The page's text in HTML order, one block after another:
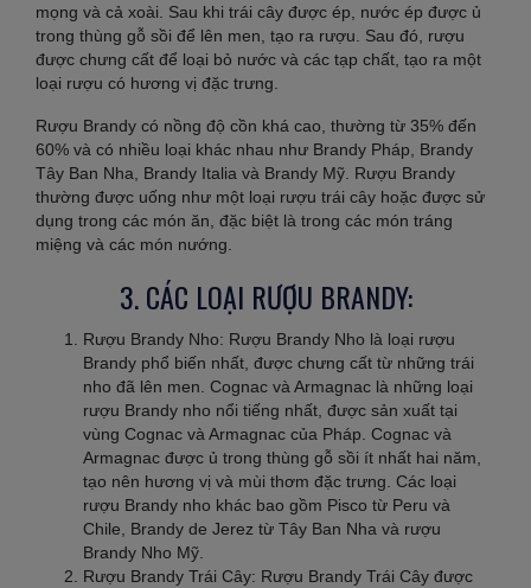
mọng và cả xoài. Sau khi trái cây được ép, nước ép được ủ
trong thùng gỗ sồi để lên men, tạo ra rượu. Sau đó, rượu
được chưng cất để loại bỏ nước và các tạp chất, tạo ra một
loại rượu có hương vị đặc trưng.
Rượu Brandy có nồng độ cồn khá cao, thường từ 35% đến
60% và có nhiều loại khác nhau như Brandy Pháp, Brandy
Tây Ban Nha, Brandy Italia và Brandy Mỹ. Rượu Brandy
thường được uống như một loại rượu trái cây hoặc được sử
dụng trong các món ăn, đặc biệt là trong các món tráng
miệng và các món nướng.
3. CÁC LOẠI RƯỢU BRANDY:
Rượu Brandy Nho: Rượu Brandy Nho là loại rượu
Brandy phổ biến nhất, được chưng cất từ những trái
nho đã lên men. Cognac và Armagnac là những loại
rượu Brandy nho nổi tiếng nhất, được sản xuất tại
vùng Cognac và Armagnac của Pháp. Cognac và
Armagnac được ủ trong thùng gỗ sồi ít nhất hai năm,
tạo nên hương vị và mùi thơm đặc trưng. Các loại
rượu Brandy nho khác bao gồm Pisco từ Peru và
Chile, Brandy de Jerez từ Tây Ban Nha và rượu
Brandy Nho Mỹ.
Rượu Brandy Trái Cây: Rượu Brandy Trái Cây được